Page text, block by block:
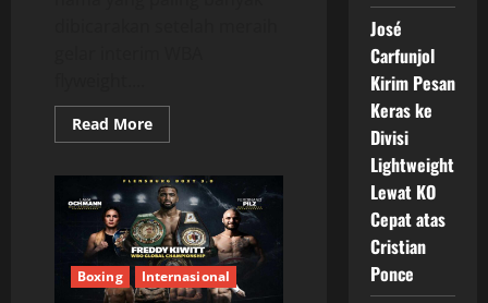
Read MoreRead
more
Perez
Tak
Terkalahkan,
Gelar
Interim
WBA
Kini
Miliknya
Boxing Internasional
José
Carfunjol
Kirim Pesan
Keras ke
Divisi
Lightweight
Lewat KO
Cepat atas
Cristian
Ponce